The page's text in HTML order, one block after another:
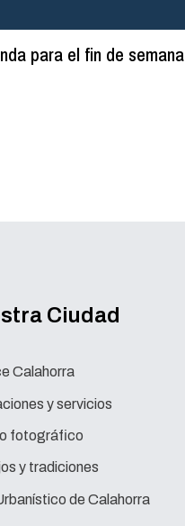
para el fin de semana
Ciudad
Calahorra
y servicios
fotográfico
y tradiciones
de Calahorra